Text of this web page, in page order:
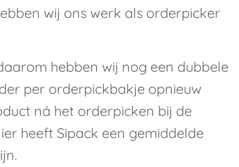
wij ons werk als orderpicker
hebben wij nog een dubbele
per orderpickbakje opnieuw
ná het orderpicken bij de
heeft Sipack een gemiddelde